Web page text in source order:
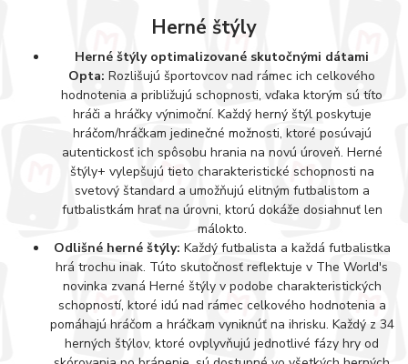
Herné štýly
Herné štýly optimalizované skutočnými dátami
Opta: Rozlišujú športovcov nad rámec ich celkového
hodnotenia a približujú schopnosti, vďaka ktorým sú títo
hráči a hráčky výnimoční. Každý herný štýl poskytuje
hráčom/hráčkam jedinečné možnosti, ktoré posúvajú
autentickosť ich spôsobu hrania na novú úroveň. Herné
štýly+ vylepšujú tieto charakteristické schopnosti na
svetový štandard a umožňujú elitným futbalistom a
futbalistkám hrať na úrovni, ktorú dokáže dosiahnuť len
málokto.
Odlišné herné štýly: Každý futbalista a každá futbalistka
hrá trochu inak. Túto skutočnosť reflektuje v The World's
novinka zvaná Herné štýly v podobe charakteristických
schopností, ktoré idú nad rámec celkového hodnotenia a
pomáhajú hráčom a hráčkam vyniknúť na ihrisku. Každý z 34
herných štýlov, ktoré ovplyvňujú jednotlivé fázy hry od